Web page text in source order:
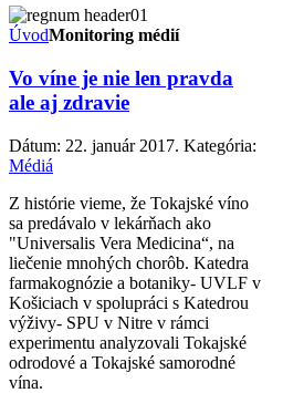
ÚvodMonitoring médií
Vo víne je nie len pravda
ale aj zdravie
Dátum: 22. január 2017. Kategória:
Médiá
Z histórie vieme, že Tokajské víno
sa predávalo v lekárňach ako
"Universalis Vera Medicina“, na
liečenie mnohých chorôb. Katedra
farmakognózie a botaniky- UVLF v
Košiciach v spolupráci s Katedrou
výživy- SPU v Nitre v rámci
experimentu analyzovali Tokajské
odrodové a Tokajské samorodné
vína.